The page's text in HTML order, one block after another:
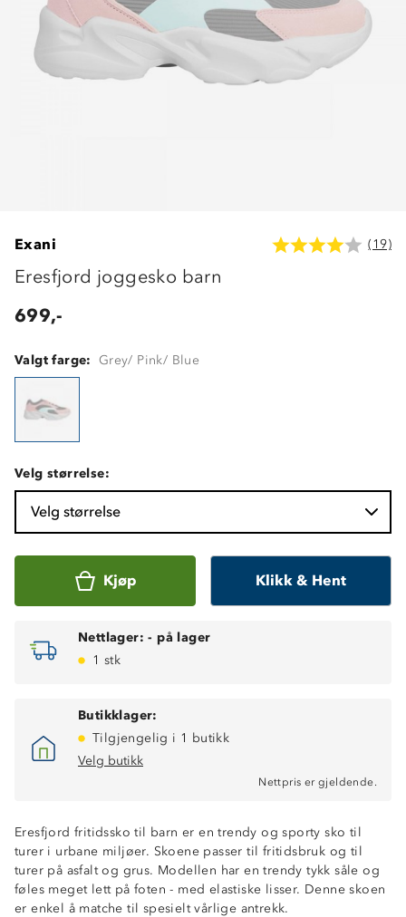
Exani (19)
Eresfjord joggesko barn
699,-
Valgt farge: Grey/ Pink/ Blue
Velg størrelse:
Velg størrelse
Kjøp Klikk & Hent
Nettlager: - på lager
1 stk
Butikklager:
Tilgjengelig i 1 butikk
Velg butikk
Nettpris er gjeldende.
Eresfjord fritidssko til barn er en trendy og sporty sko til
turer i urbane miljøer. Skoene passer til fritidsbruk og til
turer på asfalt og grus. Modellen har en trendy tykk såle og
føles meget lett på foten - med elastiske lisser. Denne skoen
er enkel å matche til spesielt vårlige antrekk.